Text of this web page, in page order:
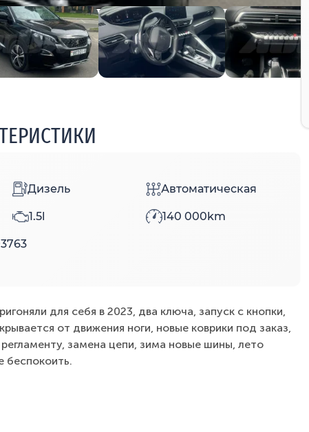
Дизель Автоматическая
1.5l 140 000km
для себя в 2023, два ключа, запуск с кнопки,
от движения ноги, новые коврики под заказ,
замена цепи, зима новые шины, лето
беспокоить.